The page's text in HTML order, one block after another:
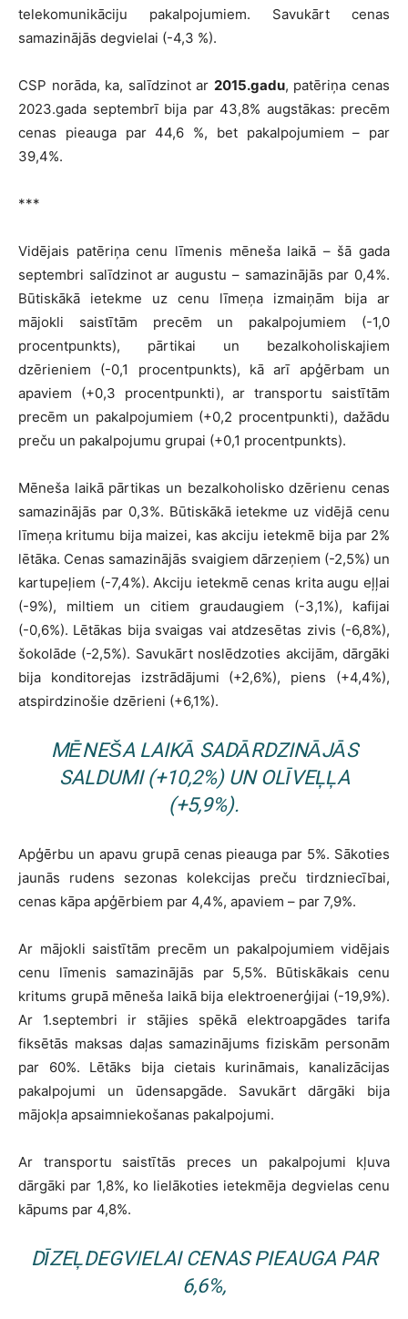
telekomunikāciju pakalpojumiem. Savukārt cenas
samazinājās degvielai (-4,3 %).
CSP norāda, ka, salīdzinot ar 2015.gadu, patēriņa cenas
2023.gada septembrī bija par 43,8% augstākas: precēm
cenas pieauga par 44,6 %, bet pakalpojumiem – par
39,4%.
***
Vidējais patēriņa cenu līmenis mēneša laikā – šā gada
septembri salīdzinot ar augustu – samazinājās par 0,4%.
Būtiskākā ietekme uz cenu līmeņa izmaiņām bija ar
mājokli saistītām precēm un pakalpojumiem (-1,0
procentpunkts), pārtikai un bezalkoholiskajiem
dzērieniem (-0,1 procentpunkts), kā arī apģērbam un
apaviem (+0,3 procentpunkti), ar transportu saistītām
precēm un pakalpojumiem (+0,2 procentpunkti), dažādu
preču un pakalpojumu grupai (+0,1 procentpunkts).
Mēneša laikā pārtikas un bezalkoholisko dzērienu cenas
samazinājās par 0,3%. Būtiskākā ietekme uz vidējā cenu
līmeņa kritumu bija maizei, kas akciju ietekmē bija par 2%
lētāka. Cenas samazinājās svaigiem dārzeņiem (-2,5%) un
kartupeļiem (-7,4%). Akciju ietekmē cenas krita augu eļļai
(-9%), miltiem un citiem graudaugiem (-3,1%), kafijai
(-0,6%). Lētākas bija svaigas vai atdzesētas zivis (-6,8%),
šokolāde (-2,5%). Savukārt noslēdzoties akcijām, dārgāki
bija konditorejas izstrādājumi (+2,6%), piens (+4,4%),
atspirdzinošie dzērieni (+6,1%).
MĒNEŠA LAIKĀ SADĀRDZINĀJĀS
SALDUMI (+10,2%) UN OLĪVEĻĻA
(+5,9%).
Apģērbu un apavu grupā cenas pieauga par 5%. Sākoties
jaunās rudens sezonas kolekcijas preču tirdzniecībai,
cenas kāpa apģērbiem par 4,4%, apaviem – par 7,9%.
Ar mājokli saistītām precēm un pakalpojumiem vidējais
cenu līmenis samazinājās par 5,5%. Būtiskākais cenu
kritums grupā mēneša laikā bija elektroenerģijai (-19,9%).
Ar 1.septembri ir stājies spēkā elektroapgādes tarifa
fiksētās maksas daļas samazinājums fiziskām personām
par 60%. Lētāks bija cietais kurināmais, kanalizācijas
pakalpojumi un ūdensapgāde. Savukārt dārgāki bija
mājokļa apsaimniekošanas pakalpojumi.
Ar transportu saistītās preces un pakalpojumi kļuva
dārgāki par 1,8%, ko lielākoties ietekmēja degvielas cenu
kāpums par 4,8%.
DĪZEĻDEGVIELAI CENAS PIEAUGA PAR
6,6%,